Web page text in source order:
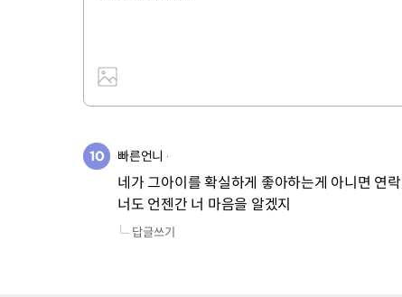
빠른언니
네가 그아이를 확실하게 좋아하는게 아니면 연
너도 언젠간 너 마음을 알겠지
답글쓰기